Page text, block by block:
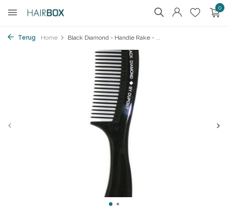
0
Terug Home Black Diamond - Handle Rake - ...